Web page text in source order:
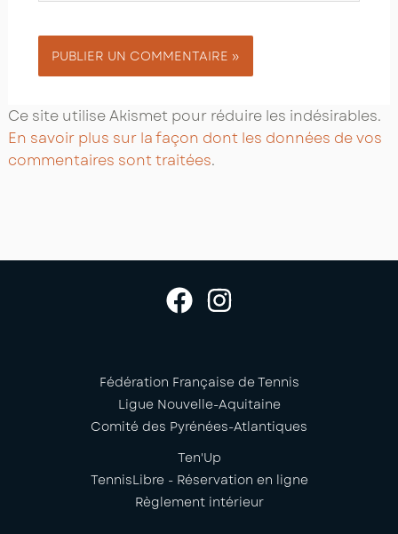
Ce site utilise Akismet pour réduire les indésirables.
En savoir plus sur la façon dont les données de vos
commentaires sont traitées.
Fédération Française de Tennis
Ligue Nouvelle-Aquitaine
Comité des Pyrénées-Atlantiques
Ten'Up
TennisLibre - Réservation en ligne
Règlement intérieur